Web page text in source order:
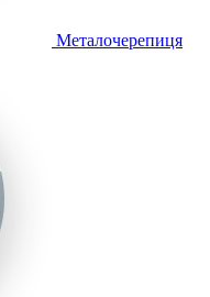
Металочерепиця